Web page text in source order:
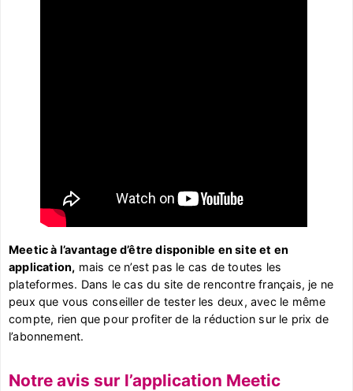
Meetic à l’avantage d’être disponible en site et en
application, mais ce n’est pas le cas de toutes les
plateformes. Dans le cas du site de rencontre français, je ne
peux que vous conseiller de tester les deux, avec le même
compte, rien que pour profiter de la réduction sur le prix de
l’abonnement.
Notre avis sur l’application Meetic